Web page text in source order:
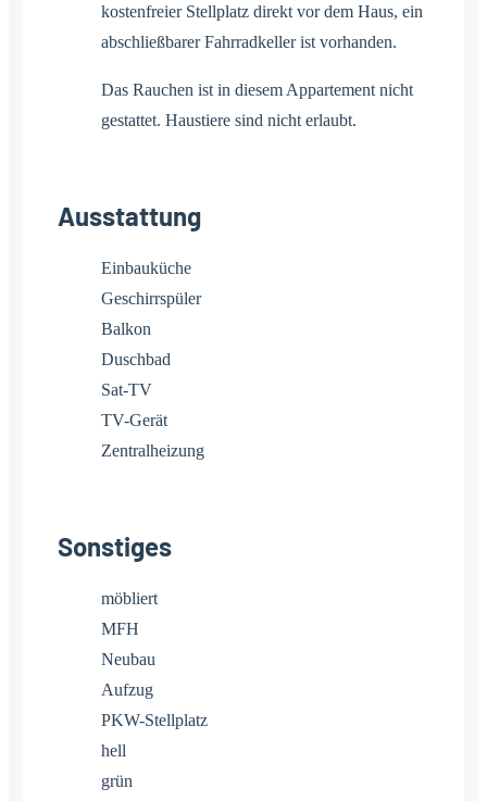
kostenfreier Stellplatz direkt vor dem Haus, ein
abschließbarer Fahrradkeller ist vorhanden.
Das Rauchen ist in diesem Appartement nicht
gestattet. Haustiere sind nicht erlaubt.
Ausstattung
Einbauküche
Geschirrspüler
Balkon
Duschbad
Sat-TV
TV-Gerät
Zentralheizung
Sonstiges
möbliert
MFH
Neubau
Aufzug
PKW-Stellplatz
hell
grün